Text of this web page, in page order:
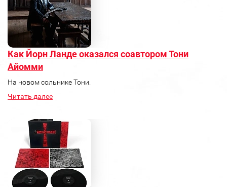
Как Йорн Ланде оказался соавтором Тони
Айомми
На новом сольнике Тони.
Читать далее